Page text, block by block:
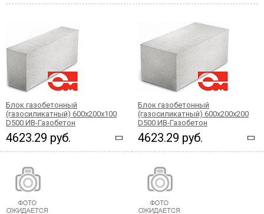
Блок газобетонный
(газосиликатный) 600x200x100
D500 ИВ-Газобетон
4623.29 руб.
Блок газобетонный
(газосиликатный) 600x200x200
D500 ИВ-Газобетон
4623.29 руб.